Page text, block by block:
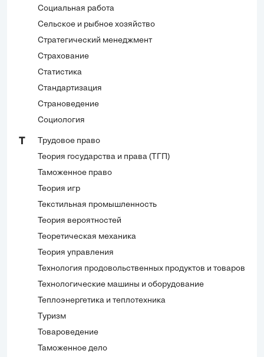
Социальная работа
Сельское и рыбное хозяйство
Стратегический менеджмент
Страхование
Статистика
Стандартизация
Страноведение
Социология
Трудовое право
Теория государства и права (ТГП)
Таможенное право
Теория игр
Текстильная промышленность
Теория вероятностей
Теоретическая механика
Теория управления
Технология продовольственных продуктов и товаров
Технологические машины и оборудование
Теплоэнергетика и теплотехника
Туризм
Товароведение
Таможенное дело